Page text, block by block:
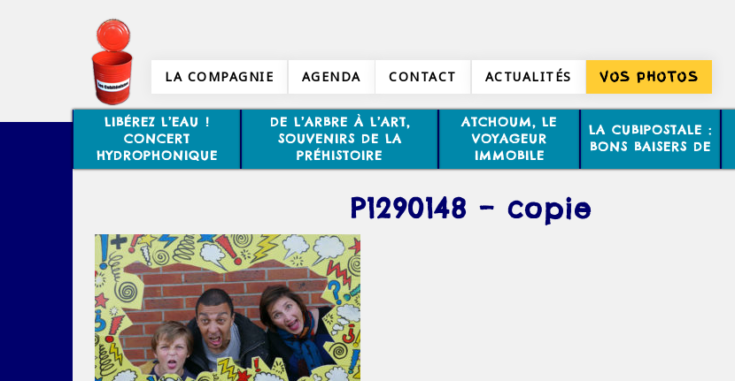
LA COMPAGNIE AGENDA CONTACT ACTUALITÉS VOS PHOTOS
LIBÉREZ L’EAU !
CONCERT
HYDROPHONIQUE
DE L’ARBRE À L’ART,
SOUVENIRS DE LA
PRÉHISTOIRE
ATCHOUM, LE
VOYAGEUR
IMMOBILE
LA CUBIPOSTALE :
BONS BAISERS DE
P1290148 – copie